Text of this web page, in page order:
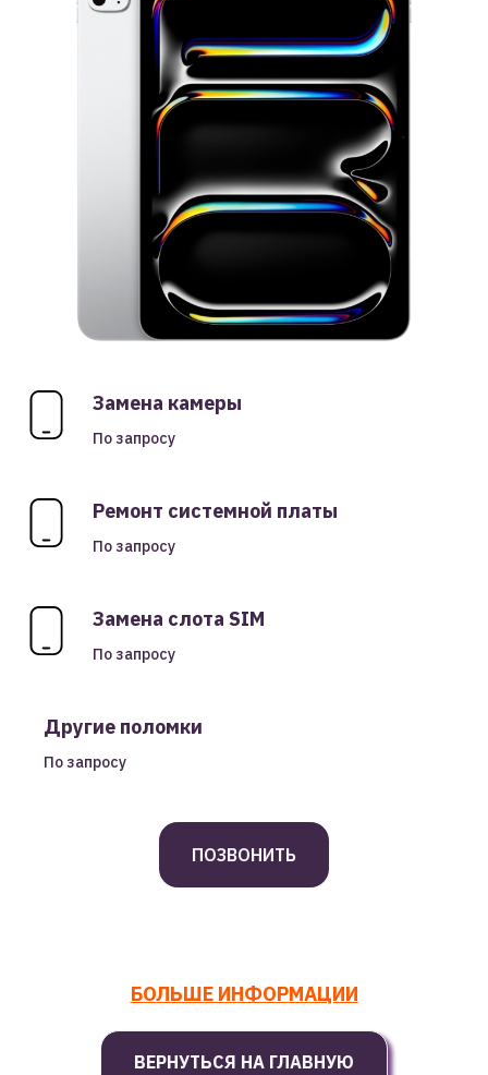
Замена камеры
По запросу
Ремонт системной платы
По запросу
Замена слота SIM
По запросу
Другие поломки
По запросу
ПОЗВОНИТЬ
БОЛЬШЕ ИНФОРМАЦИИ
ВЕРНУТЬСЯ НА ГЛАВНУЮ